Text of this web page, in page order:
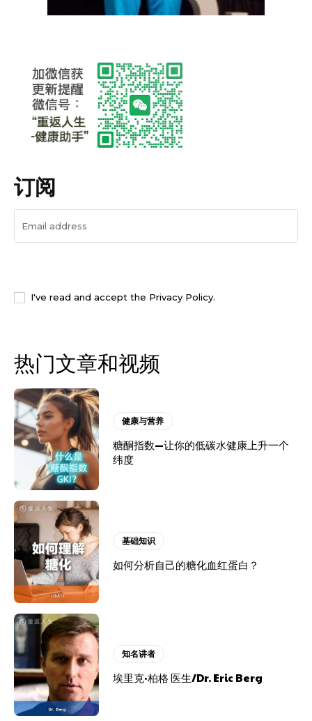
订阅
I've read and accept the Privacy Policy.
热门文章和视频
健康与营养
糖酮指数—让你的低碳水健康上升一个
纬度
基础知识
如何分析自己的糖化血红蛋白？
知名讲者
埃里克·柏格 医生/Dr. Eric Berg